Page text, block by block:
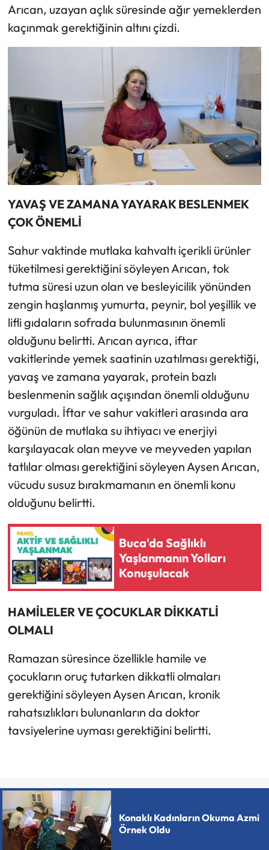
Arıcan, uzayan açlık süresinde ağır yemeklerden
kaçınmak gerektiğinin altını çizdi.
YAVAŞ VE ZAMANA YAYARAK BESLENMEK
ÇOK ÖNEMLİ
Sahur vaktinde mutlaka kahvaltı içerikli ürünler
tüketilmesi gerektiğini söyleyen Arıcan, tok
tutma süresi uzun olan ve besleyicilik yönünden
zengin haşlanmış yumurta, peynir, bol yeşillik ve
lifli gıdaların sofrada bulunmasının önemli
olduğunu belirtti. Arıcan ayrıca, iftar
vakitlerinde yemek saatinin uzatılması gerektiği,
yavaş ve zamana yayarak, protein bazlı
beslenmenin sağlık açışından önemli olduğunu
vurguladı. İftar ve sahur vakitleri arasında ara
öğünün de mutlaka su ihtiyacı ve enerjiyi
karşılayacak olan meyve ve meyveden yapılan
tatlılar olması gerektiğini söyleyen Aysen Arıcan,
vücudu susuz bırakmamanın en önemli konu
olduğunu belirtti.
Buca'da Sağlıklı
Yaşlanmanın Yolları
Konuşulacak
HAMİLELER VE ÇOCUKLAR DİKKATLİ
OLMALI
Ramazan süresince özellikle hamile ve
çocukların oruç tutarken dikkatli olmaları
gerektiğini söyleyen Aysen Arıcan, kronik
rahatsızlıkları bulunanların da doktor
tavsiyelerine uyması gerektiğini belirtti.
Konaklı Kadınların Okuma Azmi
Örnek Oldu